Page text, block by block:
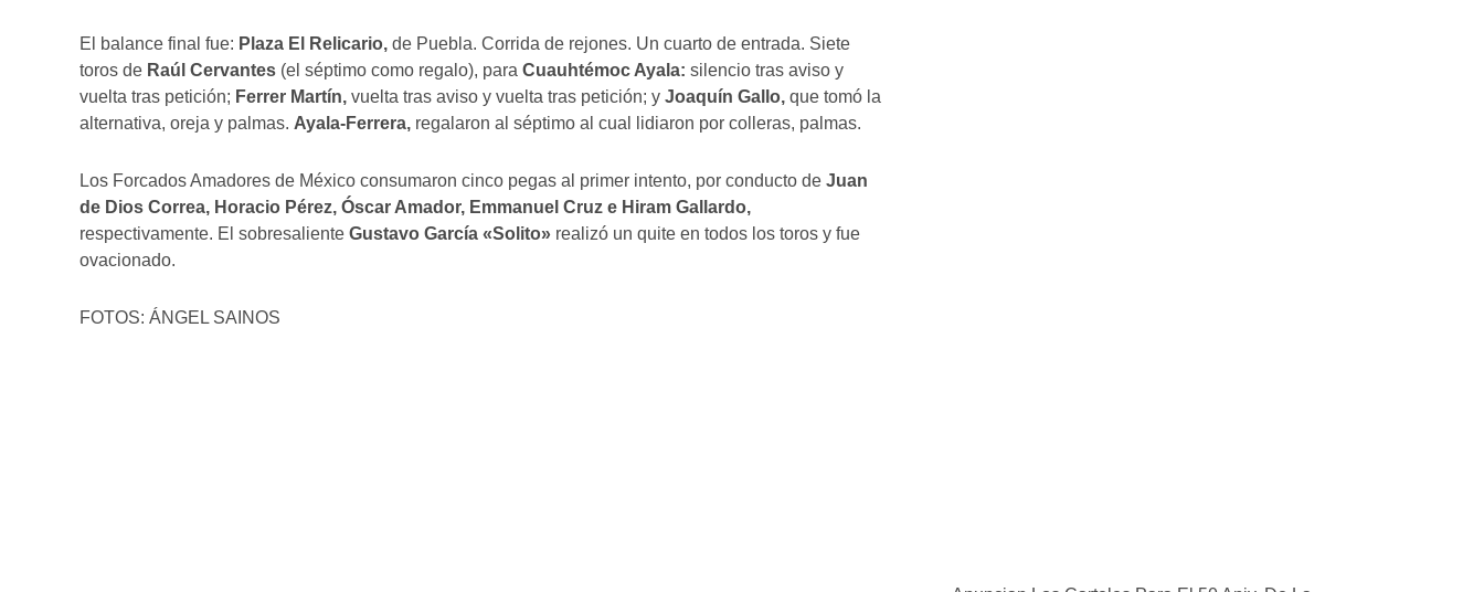
El balance final fue: Plaza El Relicario, de Puebla. Corrida de rejones. Un cuarto de entrada. Siete
toros de Raúl Cervantes (el séptimo como regalo), para Cuauhtémoc Ayala: silencio tras aviso y
vuelta tras petición; Ferrer Martín, vuelta tras aviso y vuelta tras petición; y Joaquín Gallo, que tomó la
alternativa, oreja y palmas. Ayala-Ferrera, regalaron al séptimo al cual lidiaron por colleras, palmas.
Los Forcados Amadores de México consumaron cinco pegas al primer intento, por conducto de Juan
de Dios Correa, Horacio Pérez, Óscar Amador, Emmanuel Cruz e Hiram Gallardo,
respectivamente. El sobresaliente Gustavo García «Solito» realizó un quite en todos los toros y fue
ovacionado.
FOTOS: ÁNGEL SAINOS